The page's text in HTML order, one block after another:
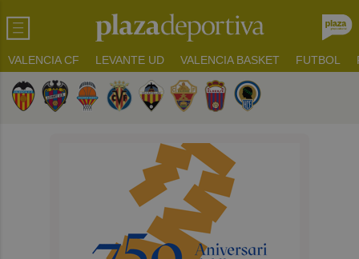
VALENCIA CF LEVANTE UD VALENCIA BASKET FUTBOL